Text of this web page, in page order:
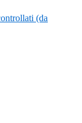
(da